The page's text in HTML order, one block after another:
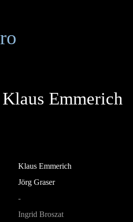
Emmerich
Klaus Emmerich
Jörg Graser
-
Ingrid Broszat